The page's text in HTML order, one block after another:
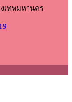
เทพมหานคร